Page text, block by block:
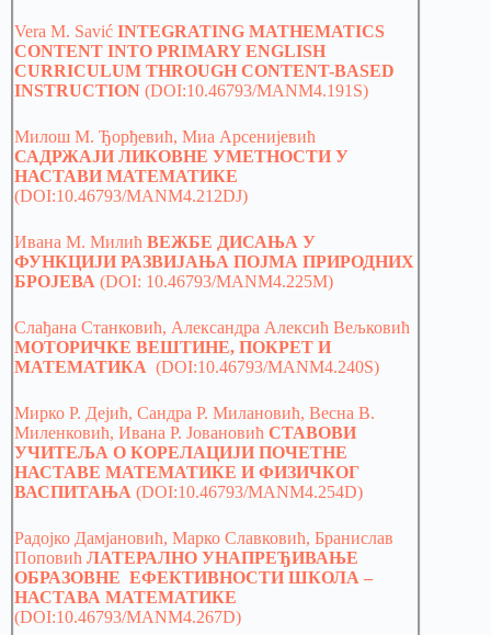
Vera M. Savić INTEGRATING MATHEMATICS
CONTENT INTO PRIMARY ENGLISH
CURRICULUM THROUGH CONTENT-BASED
INSTRUCTION (DOI:10.46793/MANM4.191S)
Милош M. Ђорђевић, Миа Арсенијевић
САДРЖАЈИ ЛИКОВНЕ УМЕТНОСТИ У
НАСТАВИ МАТЕМАТИКЕ
(DOI:10.46793/MANM4.212DJ)
Ивана M. Милић ВЕЖБЕ ДИСАЊА У
ФУНКЦИЈИ РАЗВИЈАЊА ПОЈМА ПРИРОДНИХ
БРОЈЕВА (DOI: 10.46793/MANM4.225M)
Слађана Станковић, Александра Алексић Вељковић
МОТОРИЧКЕ ВЕШТИНЕ, ПОКРЕТ И
МАТЕМАТИКА (DOI:10.46793/MANM4.240S)
Мирко Р. Дејић, Сандра Р. Милановић, Весна В.
Миленковић, Ивана Р. Јовановић СТАВОВИ
УЧИТЕЉА О КОРЕЛАЦИЈИ ПОЧЕТНЕ
НАСТАВЕ МАТЕМАТИКЕ И ФИЗИЧКОГ
ВАСПИТАЊА (DOI:10.46793/MANM4.254D)
Радојко Дамјановић, Марко Славковић, Бранислав
Поповић ЛАТЕРАЛНО УНАПРЕЂИВАЊЕ
ОБРАЗОВНЕ ЕФЕКТИВНОСТИ ШКОЛА –
НАСТАВА МАТЕМАТИКЕ
(DOI:10.46793/MANM4.267D)